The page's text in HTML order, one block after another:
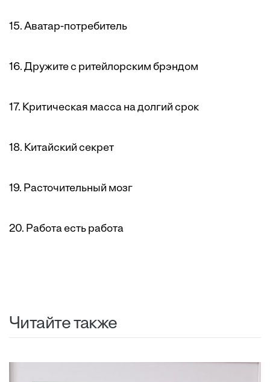
15. Аватар-потребитель
16. Дружите с ритейлорским брэндом
17. Критическая масса на долгий срок
18. Китайский секрет
19. Расточительный мозг
20. Работа есть работа
Читайте также